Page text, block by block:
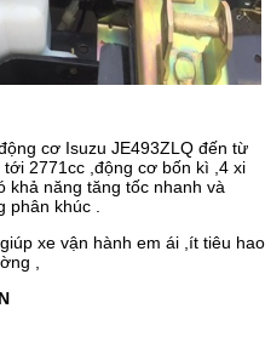
cơ Isuzu JE493ZLQ đến từ
2771cc ,động cơ bốn kì ,4 xi
khả năng tăng tốc nhanh và
khúc .
xe vận hành em ái ,ít tiêu hao
,